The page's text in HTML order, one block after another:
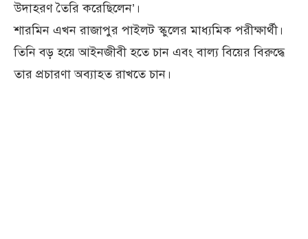
উদাহরণ তৈরি করেছিলেন’।
শারমিন এখন রাজাপুর পাইলট স্কুলের মাধ্যমিক পরীক্ষার্থী।
তিনি বড় হয়ে আইনজীবী হতে চান এবং বাল্য বিয়ের বিরুদ্ধে
তার প্রচারণা অব্যাহত রাখতে চান।